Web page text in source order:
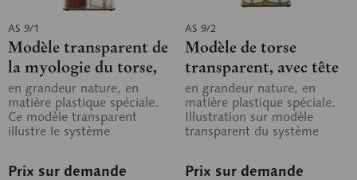
AS 9/1
Modèle transparent de
la myologie du torse,
avec tête
en grandeur nature, en
matière plastique spéciale.
Ce modèle transparent
illustre le système
Prix sur demande
AS 9/2
Modèle de torse
transparent, avec tête
en grandeur nature, en
matière plastique spéciale.
Illustration sur modèle
transparent du système
Prix sur demande